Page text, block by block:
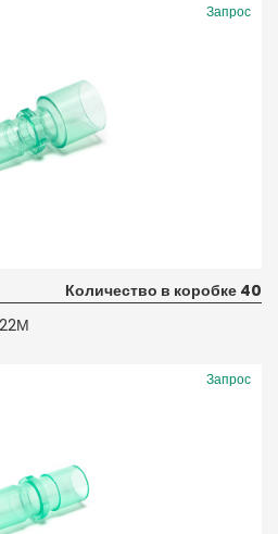
Запрос
Количество в коробке 40
Запрос